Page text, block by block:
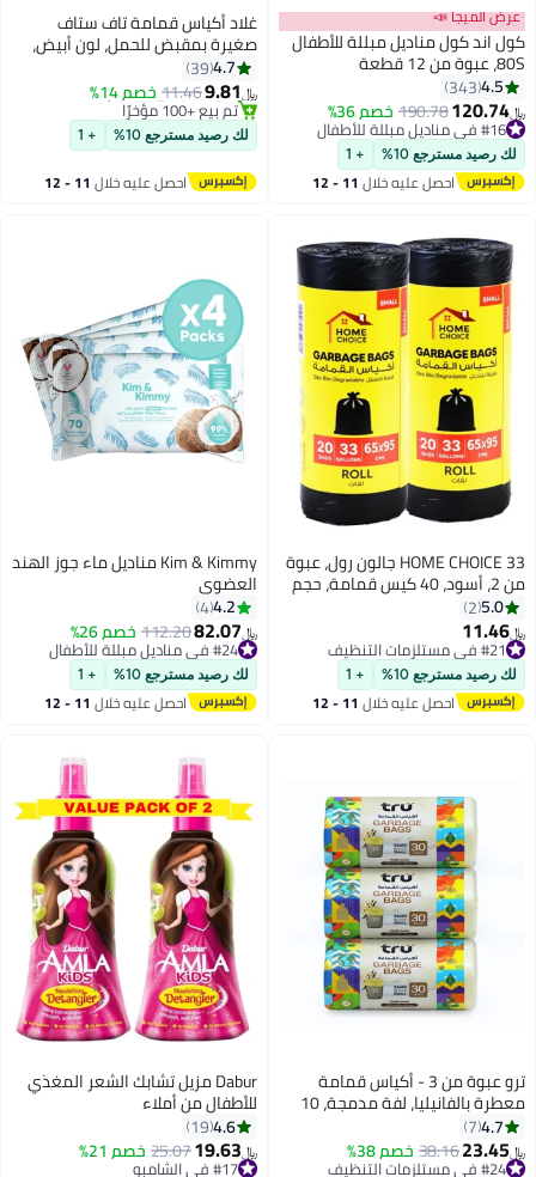
عرض الميجا 📣
كول اند كول مناديل مبللة للأطفال
80S، عبوة من 12 قطعة
4.5
343
﷼‏120.74
190.78خصم 36% #16 في مناديل مبللة للأطفال
أقل سعر في 30 يوم
#16 في مناديل مبللة للأطفال
لك رصيد مسترجع 10% + 1
احصل عليه خلال 11 - 12
غلاد أكياس قمامة تاف ستاف
صغيرة بمقبض للحمل، لون أبيض،
سعة 20 لتر، 30 كيس أبيض
51x39.5سم
4.7
39
﷼‏ 9.81
11.46خصم 14%
#27 في مستلزمات التنظيف
أقل سعر في 30 يوم
تم بيع +100 مؤخرًا
#27 في مستلزمات التنظيف
لك رصيد مسترجع 10% + 1
احصل عليه خلال 11 - 12
HOME CHOICE 33 جالون رول، عبوة
من 2، أسود، 40 كيس قمامة، حجم
65x95 سم، أكياس نفايات، بطانة
سلة، أكياس نفايات للاستخدام
الداخلي والخارجي
5.0
2
﷼‏11.46
#21 في مستلزمات التنظيف
تم بيع +100 مؤخرًا
#21 في مستلزمات التنظيف
لك رصيد مسترجع 10% + 1
احصل عليه خلال 11 - 12
اغسطس
Kim & Kimmy مناديل ماء جوز الهند
العضوي
4.2
4
﷼‏82.07
112.20خصم 26% #24 في مناديل مبللة للأطفال
أقل سعر في 7 يوم
#24 في مناديل مبللة للأطفال
لك رصيد مسترجع 10% + 1
احصل عليه خلال 11 - 12
اغسطس
ترو عبوة من 3 - أكياس قمامة
معطرة بالفانيليا، لفة مدمجة، 10
المكتب) - 30 كيس × 3
4.7
7
﷼‏23.45
38.16خصم 38% #24 في مستلزمات التنظيف
أقل سعر في 30 يوم
Dabur مزيل تشابك الشعر المغذي
للأطفال من أملاء
4.6
19
﷼‏19.63
25.07خصم 21%
#17 في الشامبو